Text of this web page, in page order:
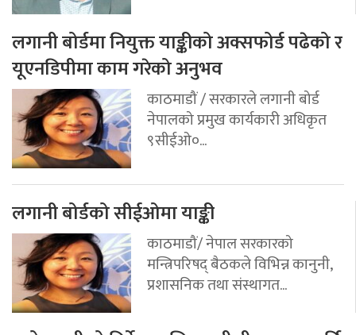
लगानी बोर्डमा नियुक्त याङ्कीको अक्सफोर्ड पढेको र
यूएनडिपीमा काम गरेको अनुभव
काठमाडौं / सरकारले लगानी बोर्ड
नेपालको प्रमुख कार्यकारी अधिकृत
९सीईओ०...
लगानी बोर्डको सीईओमा याङ्की
काठमाडौं/ नेपाल सरकारको
मन्त्रिपरिषद् बैठकले विभिन्न कानुनी,
प्रशासनिक तथा संस्थागत...